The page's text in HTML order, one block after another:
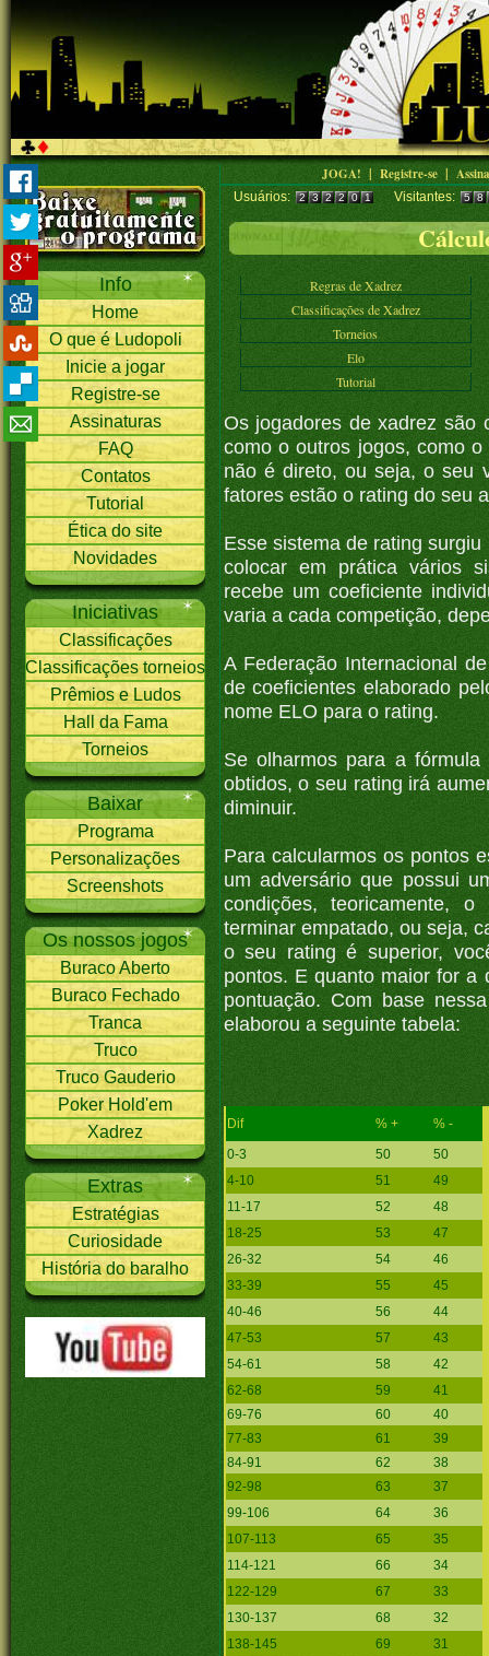
Info
Home
O que é Ludopoli
Inicie a jogar
Registre-se
Assinaturas
FAQ
Contatos
Tutorial
Ética do site
Novidades
Iniciativas
Classificações
Classificações torneios
Prêmios e Ludos
Hall da Fama
Torneios
Baixar
Programa
Personalizações
Screenshots
Os nossos jogos
Buraco Aberto
Buraco Fechado
Tranca
Truco
Truco Gauderio
Poker Hold'em
Xadrez
Extras
Estratégias
Curiosidade
História do baralho
JOGA! | Registre-se |
Usuários: 232201 Visitantes:
Regras de Xadrez
Classificações de Xadrez
Torneios
Elo
Tutorial
Os jogadores de xadrez são
como o outros jogos, como
não é direto, ou seja, o seu
fatores estão o rating do seu
Esse sistema de rating
colocar em prática vários
recebe um coeficiente
varia a cada competição,
A Federação Internacional
de coeficientes elaborado
nome ELO para o rating.
Se olharmos para a
obtidos, o seu rating irá
diminuir.
Para calcularmos os pontos
um adversário que possui
condições, teoricamente,
terminar empatado, ou seja,
o seu rating é superior,
pontos. E quanto maior for a
pontuação. Com base
elaborou a seguinte tabela:
Dif % +
% -
0-3
50
50
4-10
51
49
11-17
52
48
18-25
53
47
26-32
54
46
33-39
55
45
40-46
56
44
47-53
57
43
54-61
58
42
62-68
59
41
69-76
60
40
77-83
61
39
84-91
62
38
92-98
63
37
99-106
64
36
107-113
65
35
114-121
66
34
122-129
67
33
130-137
68
32
138-145
69 31